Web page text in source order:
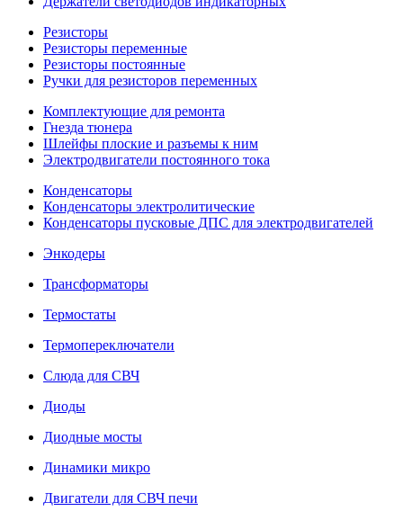
Резисторы
Резисторы переменные
Резисторы постоянные
Ручки для резисторов переменных
Комплектующие для ремонта
Гнезда тюнера
Шлейфы плоские и разъемы к ним
Электродвигатели постоянного тока
Конденсаторы
Конденсаторы электролитические
Конденсаторы пусковые ДПС для электродвигателей
Энкодеры
Трансформаторы
Термостаты
Термопереключатели
Слюда для СВЧ
Диоды
Диодные мосты
Динамики микро
Двигатели для СВЧ печи